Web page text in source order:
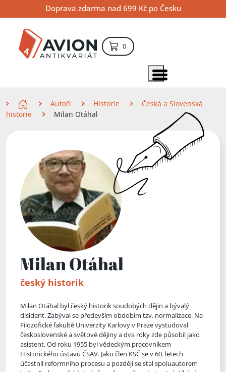
na
obsah
na
navigaci
na
vyhledávání
Doprava zdarma nad 699 Kč po Česku
0položek – košík
Zobrazit položky menu
Autoři Historie
Česká a Slovenská
historie
Milan Otáhal
Milan Otáhal
český historik
Milan Otáhal byl český historik soudobých dějin a bývalý
disident. Zabýval se především obdobím tzv. normalizace. Na
Filozofické fakultě Univerzity Karlovy v Praze vystudoval
československé a světové dějiny a dva roky zde působil jako
asistent. Od roku 1955 byl vědeckým pracovníkem
Historického ústavu ČSAV. Jako člen KSČ se v 60. letech
účastnil reformního procesu a později se stal spoluautorem